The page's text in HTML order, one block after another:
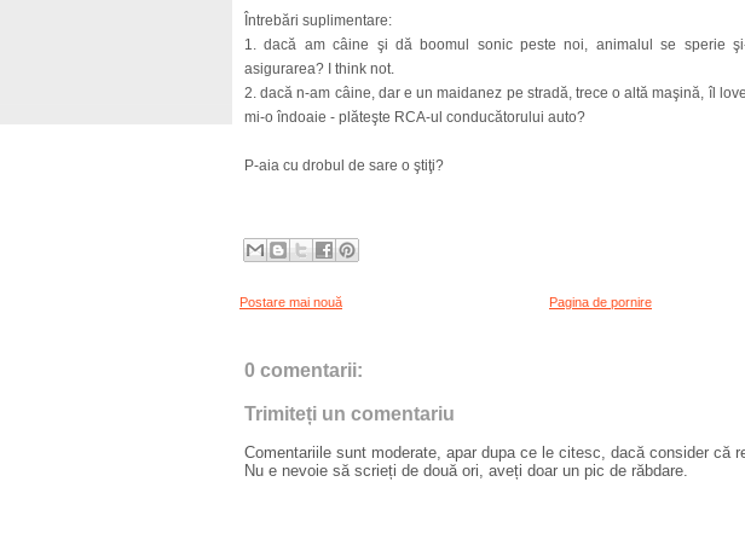
Întrebări suplimentare:
1. dacă am câine şi dă boomul sonic peste noi, animalul se sperie
asigurarea? I think not.
2. dacă n-am câine, dar e un maidanez pe stradă, trece o altă maşină, îl
mi-o îndoaie - plăteşte RCA-ul conducătorului auto?
P-aia cu drobul de sare o ştiţi?
Postare mai nouă Pagina de pornire
0 comentarii:
Trimiteți un comentariu
Comentariile sunt moderate, apar dupa ce le citesc, dacă consider că
Nu e nevoie să scrieți de două ori, aveți doar un pic de răbdare.